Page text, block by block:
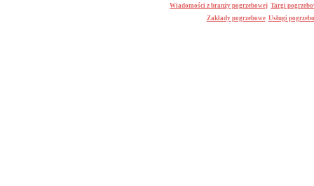
Wiadomości z branży pogrzebowej Targi
Zakłady pogrzebowe Usługi